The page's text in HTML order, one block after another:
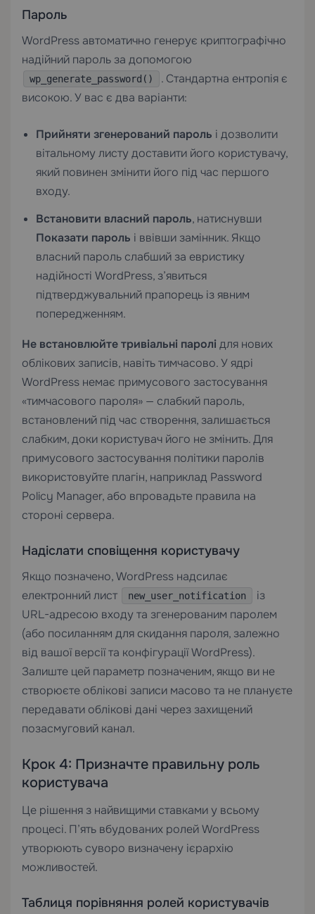
Пароль
WordPress автоматично генерує криптографічно
надійний пароль за допомогою
wp_generate_password()
. Стандартна ентропія є
високою. У вас є два варіанти:
Прийняти згенерований пароль і дозволити
вітальному листу доставити його користувачу,
який повинен змінити його під час першого
входу.
Встановити власний пароль, натиснувши
Показати пароль і ввівши замінник. Якщо
власний пароль слабший за евристику
надійності WordPress, з’явиться
підтверджувальний прапорець із явним
попередженням.
Не встановлюйте тривіальні паролідля нових
облікових записів, навіть тимчасово. У ядрі
WordPress немає примусового застосування
«тимчасового пароля» — слабкий пароль,
встановлений під час створення, залишається
слабким, доки користувач його не змінить. Для
примусового застосування політики паролів
використовуйте плагін, наприклад Password
Policy Manager, або впровадьте правила на
стороні сервера.
Надіслати сповіщення користувачу
Якщо позначено, WordPress надсилає
електронний лист
new_user_notification
із
URL-адресою входу та згенерованим паролем
(або посиланням для скидання пароля, залежно
від вашої версії та конфігурації WordPress).
Залиште цей параметр позначеним, якщо ви не
створюєте облікові записи масово та не плануєте
передавати облікові дані через захищений
позасмуговий канал.
Крок 4: Призначте правильну роль
користувача
Це рішення з найвищими ставками у всьому
процесі. П’ять вбудованих ролей WordPress
утворюють суворо визначену ієрархію
можливостей.
Таблиця порівняння ролей користувачів